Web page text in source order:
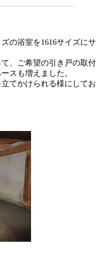
の浴室を1616サイズにサ
、ご希望の引き戸の取付
スも増えました。
てかけられる様にしてお